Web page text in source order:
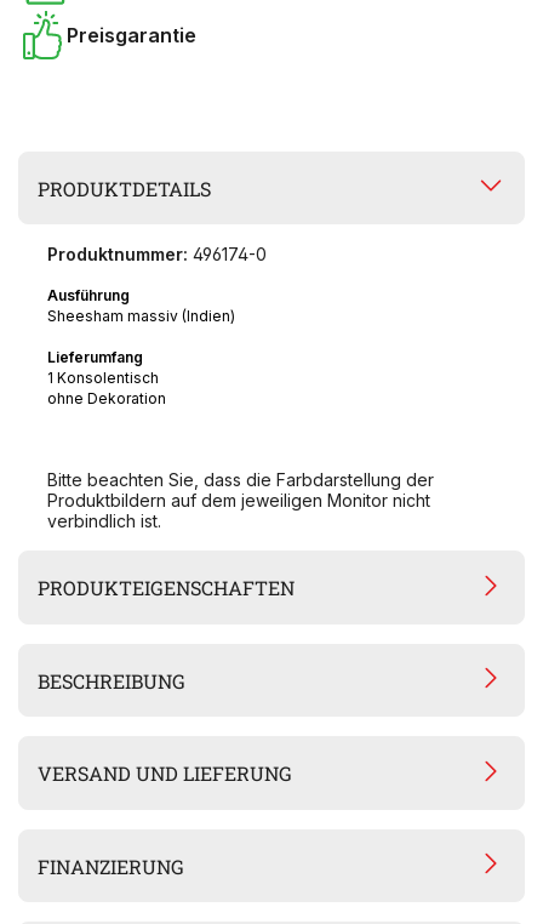
Preisgarantie
PRODUKTDETAILS
Produktnummer: 496174-0
Ausführung
Sheesham massiv (Indien)
Lieferumfang
1 Konsolentisch
ohne Dekoration
Bitte beachten Sie, dass die Farbdarstellung der
Produktbildern auf dem jeweiligen Monitor nicht
verbindlich ist.
PRODUKTEIGENSCHAFTEN
BESCHREIBUNG
VERSAND UND LIEFERUNG
FINANZIERUNG